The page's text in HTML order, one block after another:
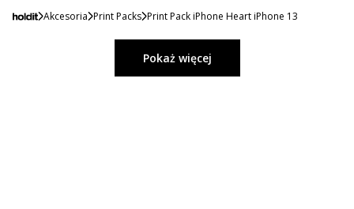
Akcesoria Print Packs Print Pack iPhone Heart iPhone 13
Pokaż więcej